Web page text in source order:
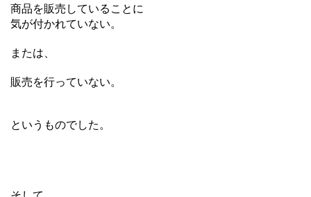
商品を販売していることに
気が付かれていない。
または、
販売を行っていない。
というものでした。